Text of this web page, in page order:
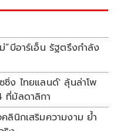
น รัฐตรึงกำลัง
ง ไทยแลนด์' ลุ้นล่าโพ
ที่มัลดาลิกา
ลินิกเสริมความงาม ย้ำ